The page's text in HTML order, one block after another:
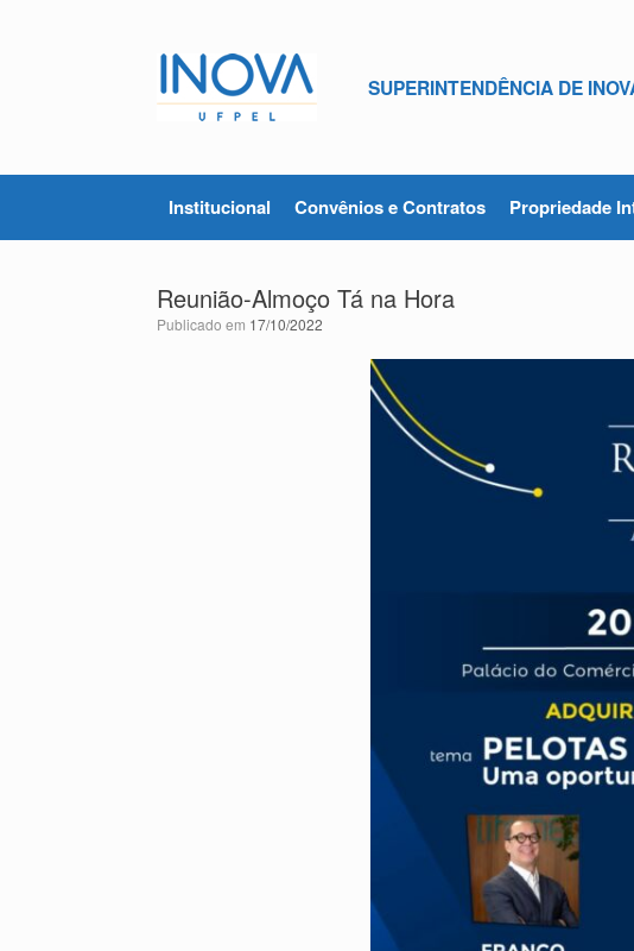
SUPERINTENDÊNCIA DE
Institucional Convênios e Contratos Propriedade
Reunião-Almoço Tá na Hora
Publicado em 17/10/2022